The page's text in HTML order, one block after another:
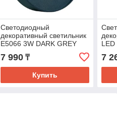
Светодиодный
декоративный светильник
E5066 3W DARK GREY
4000K (TEKLED) 30шт
7 990₸
Купить
LED
7